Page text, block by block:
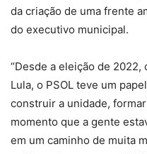
da criação de uma frente
do executivo municipal.
“Desde a eleição de
Lula, o PSOL teve um
construir a unidade,
momento que a gente
em um caminho de muita